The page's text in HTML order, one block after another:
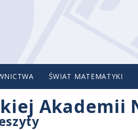
ŚWIAT MATEMATYKI
Akademii